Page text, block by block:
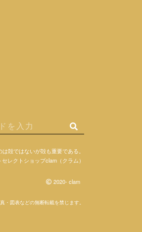
は殻ではないが殻も重要である。
レクトショップclam（クラム）
2020- clam
図表などの無断転載を禁じます。